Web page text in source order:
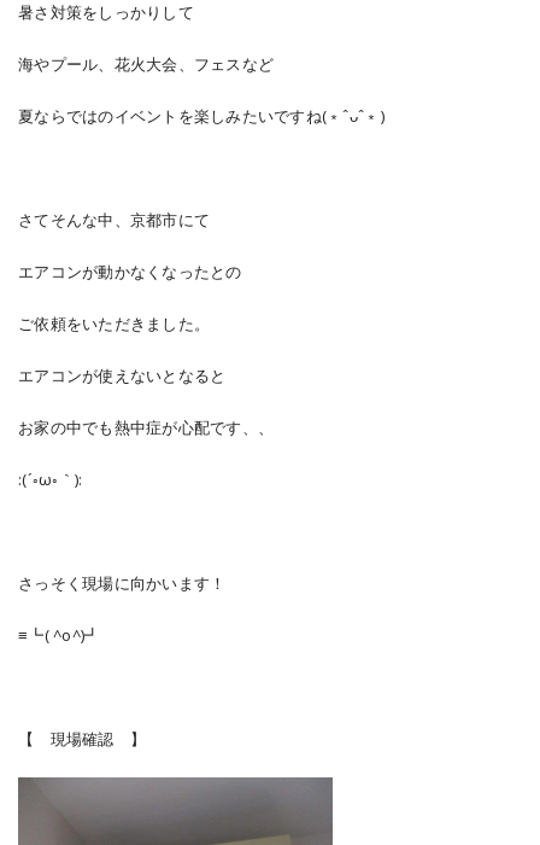
暑さ対策をしっかりして
海やプール、花火大会、フェスなど
夏ならではのイベントを楽しみたいですね(﹡ˆᴗˆ﹡)
さてそんな中、京都市にて
エアコンが動かなくなったとの
ご依頼をいただきました。
エアコンが使えないとなると
お家の中でも熱中症が心配です、、
:(´◦ω◦｀):
さっそく現場に向かいます！
≡┗( ^o^)┛
【 現場確認 】